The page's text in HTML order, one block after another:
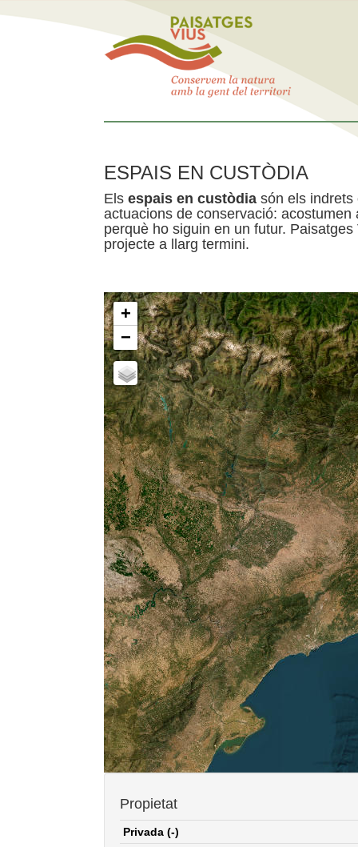
ESPAIS EN CUSTÒDIA
Els espais en custòdia són els indrets
actuacions de conservació:
perquè ho siguin en un futur.
projecte a llarg termini.
+
−
Propietat
Privada (-)